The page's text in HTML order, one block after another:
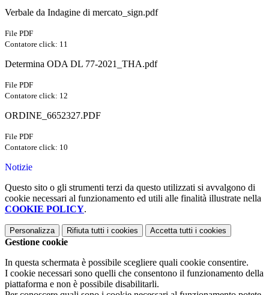
Verbale da Indagine di mercato_sign.pdf
File PDF
Contatore click: 11
Determina ODA DL 77-2021_THA.pdf
File PDF
Contatore click: 12
ORDINE_6652327.PDF
File PDF
Contatore click: 10
Notizie
Questo sito o gli strumenti terzi da questo utilizzati si avvalgono di
cookie necessari al funzionamento ed utili alle finalità illustrate nella
COOKIE POLICY.
Personalizza Rifiuta tutti i cookies Accetta tutti i cookies
Gestione cookie
In questa schermata è possibile scegliere quali cookie consentire.
I cookie necessari sono quelli che consentono il funzionamento della
piattaforma e non è possibile disabilitarli.